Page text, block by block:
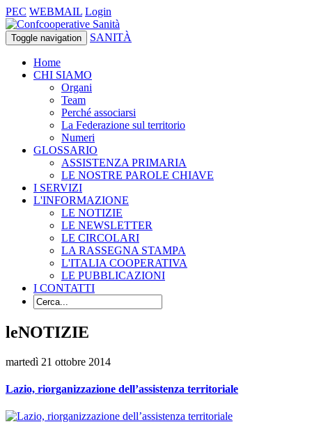
PEC WEBMAIL Login
Toggle navigation SANITÀ
Home
CHI SIAMO
Organi
Team
Perché associarsi
La Federazione sul territorio
Numeri
GLOSSARIO
ASSISTENZA PRIMARIA
LE NOSTRE PAROLE CHIAVE
I SERVIZI
L'INFORMAZIONE
LE NOTIZIE
LE NEWSLETTER
LE CIRCOLARI
LA RASSEGNA STAMPA
L'ITALIA COOPERATIVA
LE PUBBLICAZIONI
I CONTATTI
leNOTIZIE
martedì 21 ottobre 2014
Lazio, riorganizzazione dell’assistenza territoriale